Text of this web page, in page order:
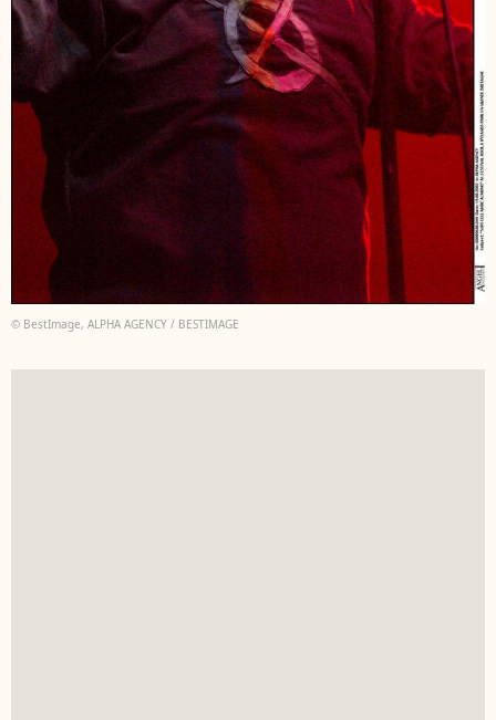
© BestImage, ALPHA AGENCY / BESTIMAGE